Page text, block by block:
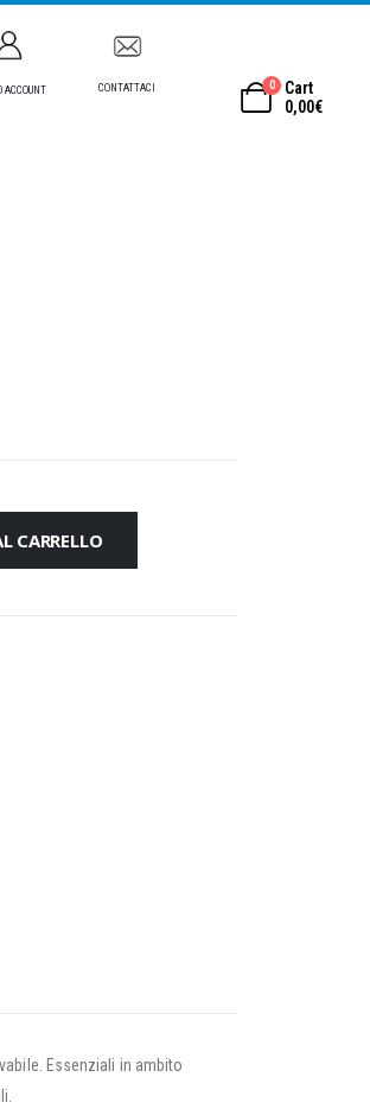
ACCOUNT CONTATTACI 0
Cart
0,00€
CARRELLO
Essenziali in ambito